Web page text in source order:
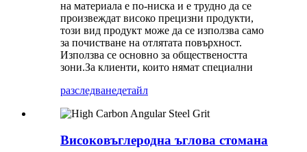
на материала е по-ниска и е трудно да се
произвеждат високо прецизни продукти,
този вид продукт може да се използва само
за почистване на отлятата повърхност.
Използва се основно за обществеността
зони.За клиенти, които нямат специални
разследванедетайл
Високовъглеродна ъглова стомана